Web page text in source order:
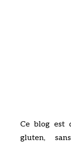
Ce blog est
gluten,